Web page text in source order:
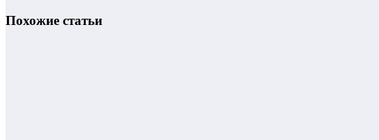
Похожие статьи